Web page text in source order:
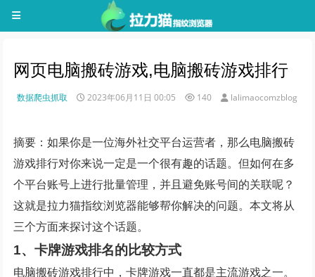
网页电脑搬砖游戏,电脑搬砖游戏排行
数据爬虫抓取 2023年06月11日 00:05 140 lalimaocomzblog
摘要：如果你是一位海外社交平台运营者，那么电脑搬砖
游戏排行对你来说一定是一个很有趣的话题。但如何在多
个平台账号上进行批量管理，并且避免账号间的关联呢？
这就是拉力猫指纹浏览器能够帮你解决的问题。本文将从
三个方面来探讨这个话题。
1、卡牌游戏排名的比较方式
电脑搬砖游戏排行中，卡牌游戏一直都是主流游戏之一。